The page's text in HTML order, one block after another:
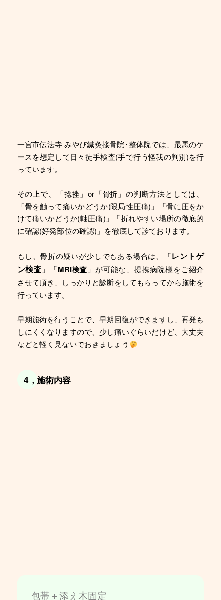
一宮市伝法寺 みやび鍼灸接骨院･整体院では、最悪のケ
ースを想定して日々徒手検査(手で行う怪我の判別)を行
っています。
その上で、「捻挫」or「骨折」の判断方法としては、
「骨を触って痛いかどうか(限局性圧痛)」「骨に圧をか
けて痛いかどうか(軸圧痛)」「折れやすい場所の徹底的
に確認(好発部位の確認)」を徹底して診ております。
もし、骨折の疑いが少しでもある場合は、「レントゲ
ン検査 」「MRI検査 」が可能な、提携病院様をご紹介
させて頂き、しっかりと診断をしてもらってから施術を
行っています。
早期施術を行うことで、早期回復ができますし、再発も
しにくくなりますので、少し痛いぐらいだけど、大丈夫
などと軽く見ないでおきましょう
4，施術内容
包帯＋添え木固定